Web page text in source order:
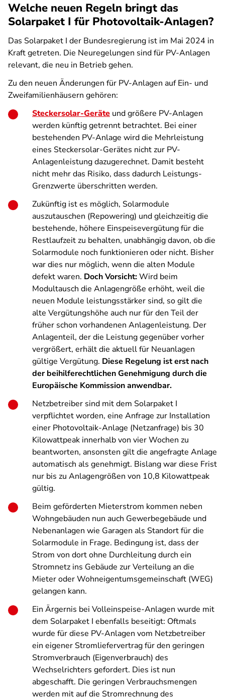
Welche neuen Regeln bringt das
Solarpaket I für Photovoltaik-Anlagen?
Das Solarpaket I der Bundesregierung ist im Mai 2024 in
Kraft getreten. Die Neuregelungen sind für PV-Anlagen
relevant, die neu in Betrieb gehen.
Zu den neuen Änderungen für PV-Anlagen auf Ein- und
Zweifamilienhäusern gehören:
Steckersolar-Geräte und größere PV-Anlagen
werden künftig getrennt betrachtet. Bei einer
bestehenden PV-Anlage wird die Mehrleistung
eines Steckersolar-Gerätes nicht zur PV-
Anlagenleistung dazugerechnet. Damit besteht
nicht mehr das Risiko, dass dadurch Leistungs-
Grenzwerte überschritten werden.
Zukünftig ist es möglich, Solarmodule
auszutauschen (Repowering) und gleichzeitig die
bestehende, höhere Einspeisevergütung für die
Restlaufzeit zu behalten, unabhängig davon, ob die
Solarmodule noch funktionieren oder nicht. Bisher
war dies nur möglich, wenn die alten Module
defekt waren. Doch Vorsicht:Wird beim
Modultausch die Anlagengröße erhöht, weil die
neuen Module leistungsstärker sind, so gilt die
alte Vergütungshöhe auch nur für den Teil der
früher schon vorhandenen Anlagenleistung. Der
Anlagenteil, der die Leistung gegenüber vorher
vergrößert, erhält die aktuell für Neuanlagen
gültige Vergütung. Diese Regelung ist erst nach
der beihilferechtlichen Genehmigung durch die
Europäische Kommission anwendbar.
Netzbetreiber sind mit dem Solarpaket I
verpflichtet worden, eine Anfrage zur Installation
einer Photovoltaik-Anlage (Netzanfrage) bis 30
Kilowattpeak innerhalb von vier Wochen zu
beantworten, ansonsten gilt die angefragte Anlage
automatisch als genehmigt. Bislang war diese Frist
nur bis zu Anlagengrößen von 10,8 Kilowattpeak
gültig.
Beim geförderten Mieterstrom kommen neben
Wohngebäuden nun auch Gewerbegebäude und
Nebenanlagen wie Garagen als Standort für die
Solarmodule in Frage. Bedingung ist, dass der
Strom von dort ohne Durchleitung durch ein
Stromnetz ins Gebäude zur Verteilung an die
Mieter oder Wohneigentumsgemeinschaft (WEG)
gelangen kann.
Ein Ärgernis bei Volleinspeise-Anlagen wurde mit
dem Solarpaket I ebenfalls beseitigt: Oftmals
wurde für diese PV-Anlagen vom Netzbetreiber
ein eigener Stromliefervertrag für den geringen
Stromverbrauch (Eigenverbrauch) des
Wechselrichters gefordert. Dies ist nun
abgeschafft. Die geringen Verbrauchsmengen
werden mit auf die Stromrechnung des